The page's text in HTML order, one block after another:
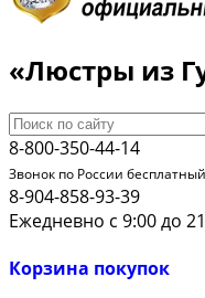
«Люстры из
8-800-350-44-14
Звонок по России бесплатный
8-904-858-93-39
Ежедневно с 9:00 до
Корзина покупок